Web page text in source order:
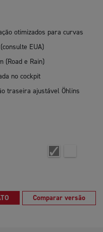
otimizados para curvas
EUA)
(Road e Rain)
no cockpit
traseira ajustável Öhlins
Comparar versão